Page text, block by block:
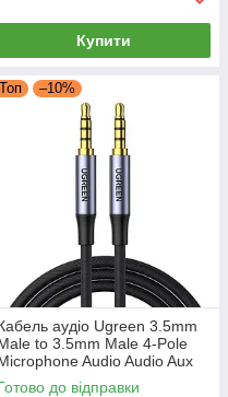
Купити
Топ –10%
аудіо Ugreen 3.5mm
to 3.5mm Male 4-Pole
Audio Audio Aux
2м (сірий) AV183
до відправки